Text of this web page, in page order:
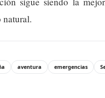
natural.
aventura emergencias